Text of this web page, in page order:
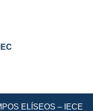
ELÍSEOS – IECE